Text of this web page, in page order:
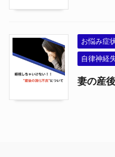
お悩み症
自律神経
妻の産